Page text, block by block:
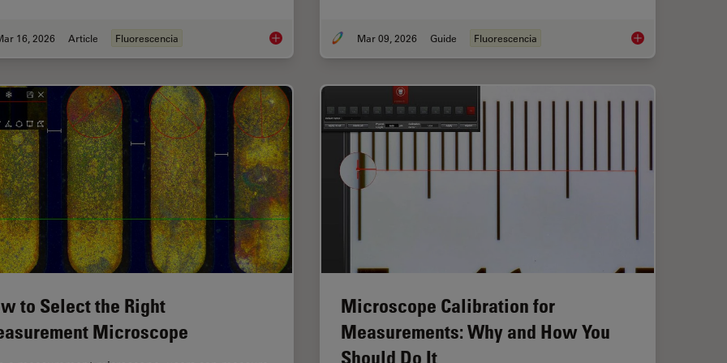
16, 2026 Article Fluorescencia Overview of Fluorescent Dyes in terms of Applications and Properties
Mar 09, 2026 Guide Fluorescencia A Guide to
to Select the Right
Microscope
Microscope Calibration for
Measurements: Why and How You
Should Do It